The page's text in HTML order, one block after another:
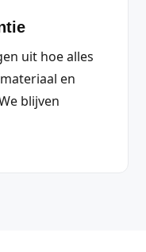
uit hoe alles
en
blijven